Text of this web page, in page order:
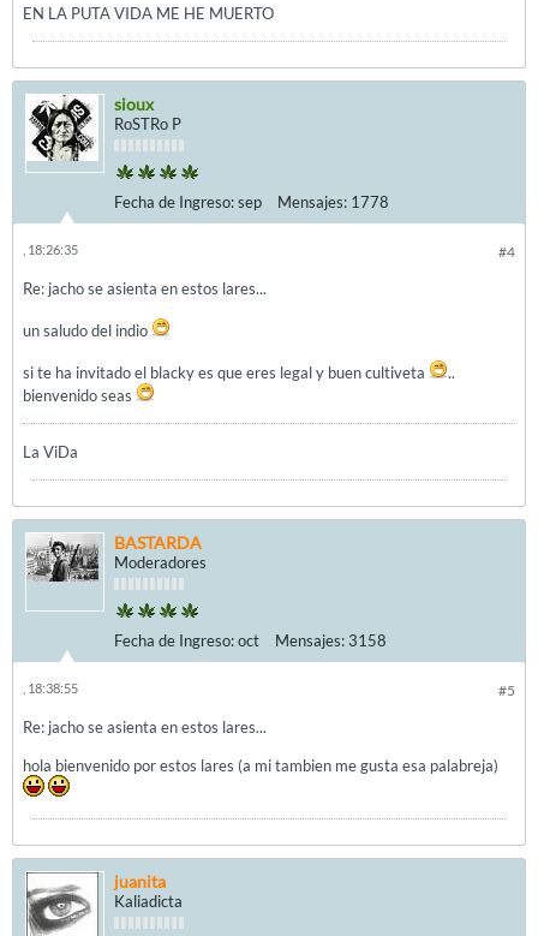
EN LA PUTA VIDA ME HE MUERTO
sioux
RoSTRo P
Fecha de Ingreso:sep Mensajes: 1778
#4
, 18:26:35
Re: jacho se asienta en estos lares...
un saludo del indio
si te ha invitado el blacky es que eres legal y buen cultiveta
..
bienvenido seas
La ViDa
BASTARDA
Moderadores
Fecha de Ingreso:oct Mensajes:3158
#5
, 18:38:55
Re: jacho se asienta en estos lares...
hola bienvenido por estos lares (a mi tambien me gusta esa palabreja)
juanita
Kaliadicta